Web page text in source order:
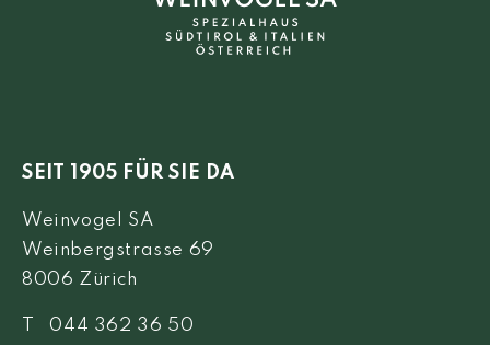
SEIT 1905 FÜR SIE DA
Weinvogel SA
Weinbergstrasse 69
8006 Zürich
T 044 362 36 50